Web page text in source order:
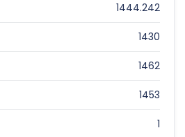
(PD/DD):
4.28
Önemli Seviyeler
Fiyat:
2136.73750707 TL
1444.242
1430
1462
1453
1